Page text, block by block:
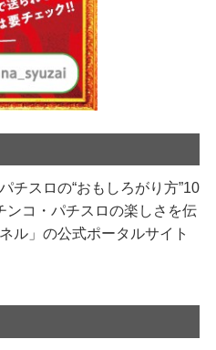
チスロの“おもしろがり方”10
ンコ・パチスロの楽しさを伝
ル」の公式ポータルサイト